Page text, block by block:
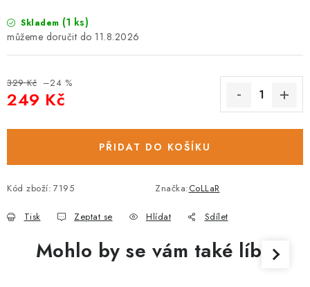
Skladem (1 ks)
11.8.2026
329 Kč –24 %
249 Kč
PŘIDAT DO KOŠÍKU
Kód zboží: 7195 Značka:CoLLaR
Tisk Zeptat se Hlídat Sdílet
Mohlo by se vám také líbit